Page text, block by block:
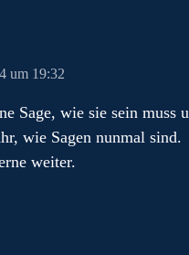
um 19:32
Sage, wie sie sein muss
wie Sagen nunmal sind.
weiter.